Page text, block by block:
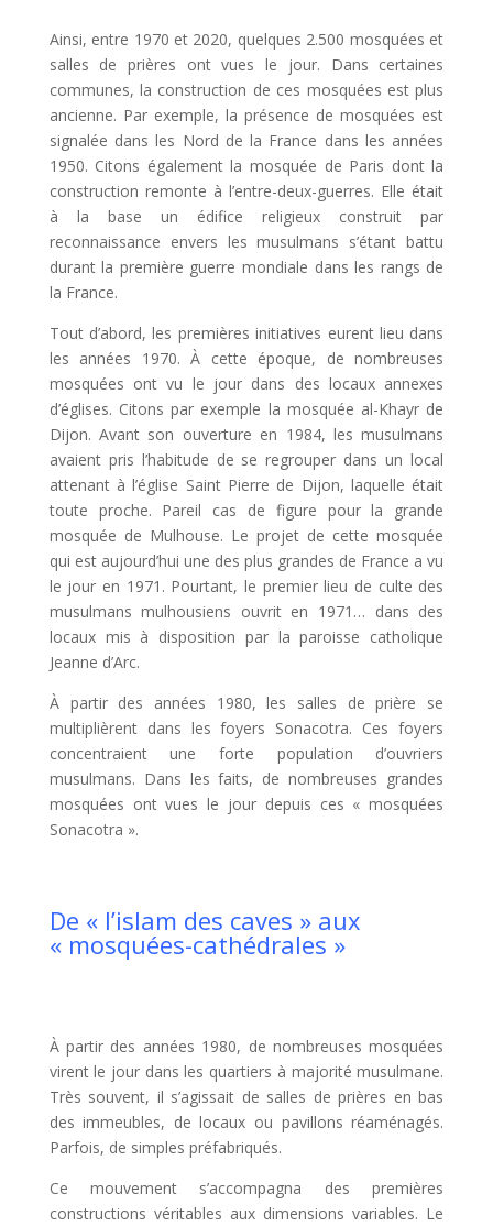
Ainsi, entre 1970 et 2020, quelques 2.500 mosquées et
salles de prières ont vues le jour. Dans certaines
communes, la construction de ces mosquées est plus
ancienne. Par exemple, la présence de mosquées est
signalée dans les Nord de la France dans les années
1950. Citons également la mosquée de Paris dont la
construction remonte à l’entre-deux-guerres. Elle était
à la base un édifice religieux construit par
reconnaissance envers les musulmans s’étant battu
durant la première guerre mondiale dans les rangs de
la France.
Tout d’abord, les premières initiatives eurent lieu dans
les années 1970. À cette époque, de nombreuses
mosquées ont vu le jour dans des locaux annexes
d’églises. Citons par exemple la mosquée al-Khayr de
Dijon. Avant son ouverture en 1984, les musulmans
avaient pris l’habitude de se regrouper dans un local
attenant à l’église Saint Pierre de Dijon, laquelle était
toute proche. Pareil cas de figure pour la grande
mosquée de Mulhouse. Le projet de cette mosquée
qui est aujourd’hui une des plus grandes de France a vu
le jour en 1971. Pourtant, le premier lieu de culte des
musulmans mulhousiens ouvrit en 1971… dans des
locaux mis à disposition par la paroisse catholique
Jeanne d’Arc.
À partir des années 1980, les salles de prière se
multiplièrent dans les foyers Sonacotra. Ces foyers
concentraient une forte population d’ouvriers
musulmans. Dans les faits, de nombreuses grandes
mosquées ont vues le jour depuis ces « mosquées
Sonacotra ».
De « l’islam des caves » aux
« mosquées-cathédrales »
À partir des années 1980, de nombreuses mosquées
virent le jour dans les quartiers à majorité musulmane.
Très souvent, il s’agissait de salles de prières en bas
des immeubles, de locaux ou pavillons réaménagés.
Parfois, de simples préfabriqués.
Ce mouvement s’accompagna des premières
constructions véritables aux dimensions variables. Le